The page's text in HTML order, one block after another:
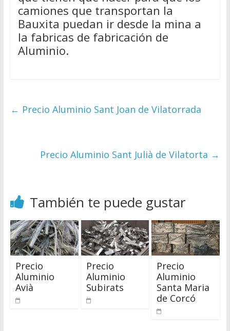
camiones que transportan la
Bauxita puedan ir desde la mina a
la fabricas de fabricación de
Aluminio.
← Precio Aluminio Sant Joan de Vilatorrada
Precio Aluminio Sant Julià de Vilatorta →
También te puede gustar
Precio
Aluminio
Avià
Precio
Aluminio
Subirats
Precio
Aluminio
Santa Maria
de Corcó